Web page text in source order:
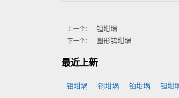
上一个： 钽坩埚
下一个： 圆形钨坩埚
最近上新
钼坩埚 铜坩埚 铂坩埚 钽坩